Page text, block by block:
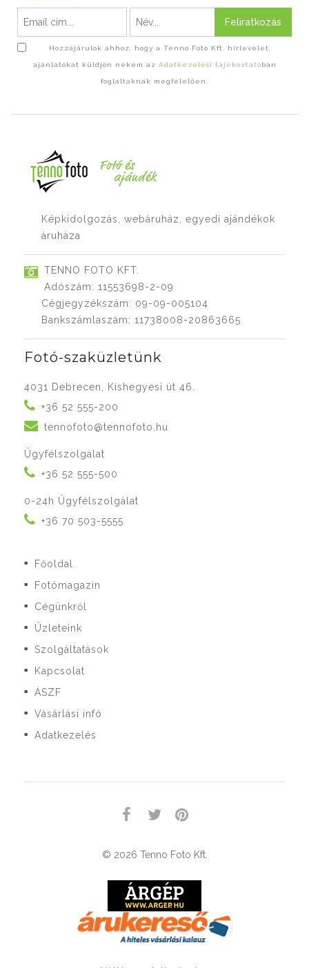
Feliratkozás
Hozzájárulok ahhoz, hogy a Tenno Foto Kft. hírlevelet,
ajánlatokat küldjön nekem az Adatkezelési tájékoztatóban
foglaltaknak megfelelően.
Képkidolgozás, webáruház, egyedi ajándékok
áruháza
TENNO FOTO KFT.
Adószám: 11553698-2-09
Cégjegyzékszám: 09-09-005104
Bankszámlaszám: 11738008-20863665
Fotó-szaküzletünk
4031 Debrecen, Kishegyesi út 46.
+36 52 555-200
tennofoto@tennofoto.hu
Ügyfélszolgálat
+36 52 555-500
0-24h Ügyfélszolgálat
+36 70 503-5555
■ Főoldal
■ Fotómagazin
■ Cégünkről
■ Üzleteink
■ Szolgáltatások
■ Kapcsolat
■ ÁSZF
■ Vásárlási infó
■ Adatkezelés
© 2026 Tenno Foto Kft.